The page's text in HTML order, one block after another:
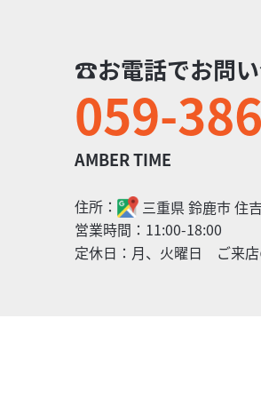
Z1
本体価格:390
綺麗で調子の良い大人気の
最新...
☎お電話でお問
059-
AMBER TIME
住所： 三重県 鈴鹿市住
営業時間： 11:00-18:00
定休日： 月、火曜日 ご来店